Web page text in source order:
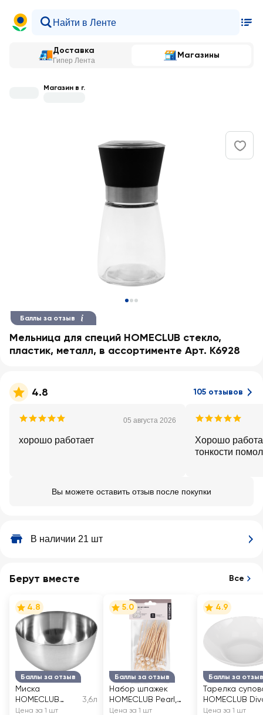
Доставка
Гипер Лента
Магазины
Магазин в г.
Баллы за отзыв
Мельница для специй HOMECLUB стекло,
пластик, металл, в ассортименте Арт. K6928
4.8 105 отзывов
05 августа 2026
хорошо работает
Хорошо
тонкости
Вы можете оставить отзыв после покупки
В наличии 21 шт
Берут вместе Все
Баллы за отзыв
4.8
Миска
HOMECLUB
d=24см,
3,6л
Цена за 1 шт
Баллы за отзыв
5.0
Набор шпажек
HOMECLUB Pearl,
бамбук, Арт. CP-12,
Цена за 1 шт
Баллы за отзыв
4.9
Тарелка
HOMECLUB
20см, стекло,
Цена за 1 шт